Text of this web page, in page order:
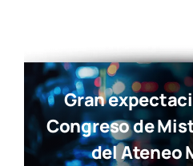
Gran
Congreso de
del Ateneo